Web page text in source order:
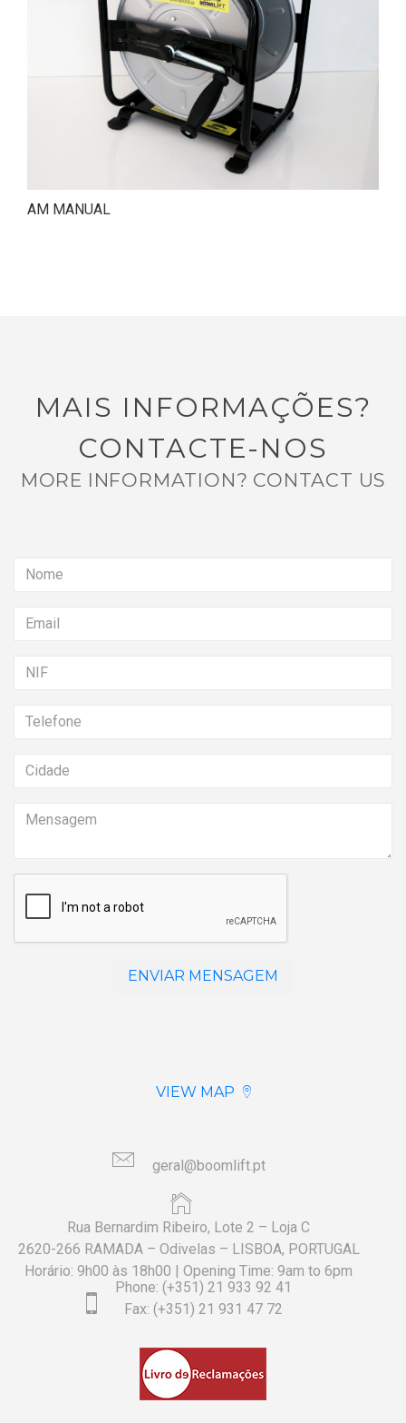
AM MANUAL
MAIS INFORMAÇÕES?
CONTACTE-NOS
MORE INFORMATION? CONTACT US
VIEW MAP
geral@boomlift.pt
Rua Bernardim Ribeiro, Lote 2 – Loja C
2620-266 RAMADA – Odivelas – LISBOA, PORTUGAL
Horário: 9h00 às 18h00 | Opening Time: 9am to 6pm
Phone: (+351) 21 933 92 41
Fax: (+351) 21 931 47 72